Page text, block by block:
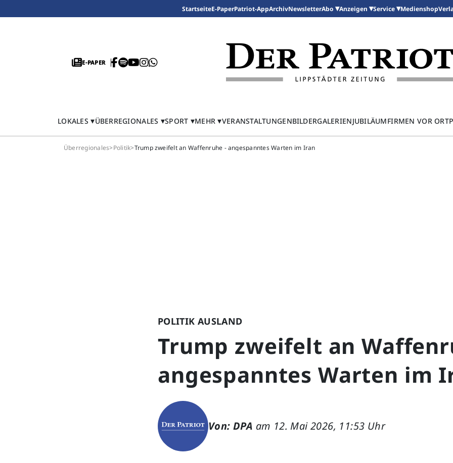
StartseiteE-PaperPatriot-AppArchivNewsletterAbo Anzeigen Service Medienshop
E-PAPER
LOKALES ÜBERREGIONALES SPORT MEHR VERANSTALTUNGENBILDERGALERIENJUBILÄUMFIRMEN VOR ORT
Überregionales>Politik>Trump zweifelt an Waffenruhe - angespanntes Warten im Iran
POLITIK AUSLAND
Trump zweifelt an
angespanntes Warten im
Von: DPA am 12. Mai 2026, 11:53 Uhr